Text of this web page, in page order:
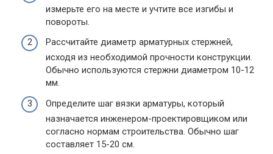
измерьте его на месте и учтите все изгибы и
повороты.
Рассчитайте диаметр арматурных стержней,
исходя из необходимой прочности конструкции.
Обычно используются стержни диаметром 10-12
мм.
Определите шаг вязки арматуры, который
назначается инженером-проектировщиком или
согласно нормам строительства. Обычно шаг
составляет 15-20 см.